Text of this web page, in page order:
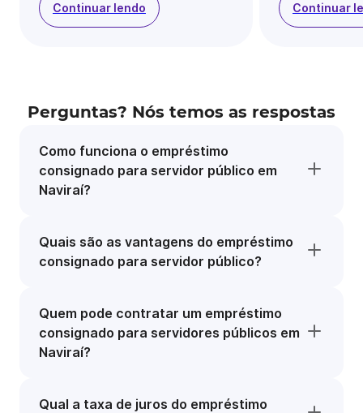
Continuar lendo Continuar
Perguntas? Nós temos as respostas
Como funciona o empréstimo
consignado para servidor público em
Naviraí?
Quais são as vantagens do empréstimo
consignado para servidor público?
Quem pode contratar um empréstimo
consignado para servidores públicos em
Naviraí?
Qual a taxa de juros do empréstimo